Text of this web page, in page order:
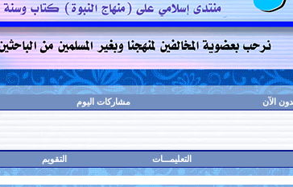
الآن مشاركات اليوم
التعليمـــات التقويم